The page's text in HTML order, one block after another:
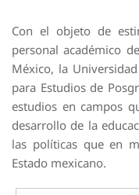
Con el objeto de
personal académico
México, la
para Estudios de
estudios en campos
desarrollo de la
las políticas que en
Estado mexicano.